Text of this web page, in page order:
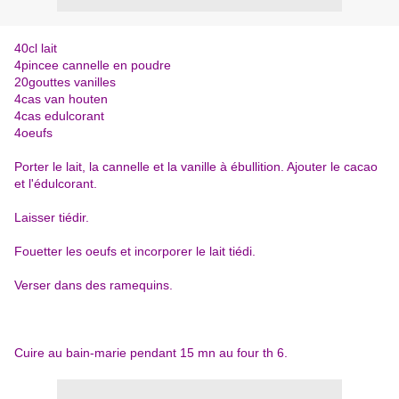
40cl lait
4pincee cannelle en poudre
20gouttes vanilles
4cas van houten
4cas edulcorant
4oeufs
Porter le lait, la cannelle et la vanille à ébullition. Ajouter le cacao
et l'édulcorant.
Laisser tiédir.
Fouetter les oeufs et incorporer le lait tiédi.
Verser dans des ramequins.
Cuire au bain-marie pendant 15 mn au four th 6.